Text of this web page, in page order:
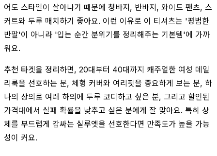
어도 스타일이 살아나기 때문에 청바지, 반바지, 와이드 팬츠, 스
커트와 두루 매치하기 좋아요. 이런 이유로 이 티셔츠는 '평범한
반팔'이 아니라 '입는 순간 분위기를 정리해주는 기본템'에 가까
워요.
추천 타겟을 정리하면, 20대부터 40대까지 캐주얼한 여성 데일
리룩을 선호하는 분, 체형 커버와 여리핏을 중요하게 보는 분, 하
나의 상의로 여러 하의에 두루 코디하고 싶은 분, 그리고 할인된
가격대에서 실패 확률을 낮추고 싶은 분에게 잘 맞아요. 특히 상
체를 부드럽게 감싸는 실루엣을 선호한다면 만족도가 높을 가능
성이 커요.